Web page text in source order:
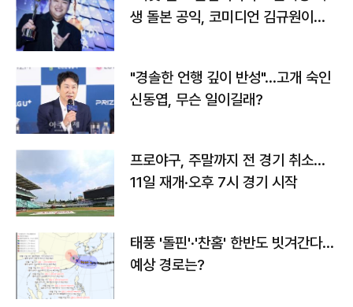
생 돌본 공익, 코미디언 김규원이었
"경솔한 언행 깊이 반성"…고개 숙인
신동엽, 무슨 일이길래?
프로야구, 주말까지 전 경기 취소…
11일 재개·오후 7시 경기 시작
태풍 '돌핀'·'찬홈' 한반도 빗겨간다…
예상 경로는?